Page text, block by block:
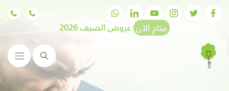
متاح الآن عروض الصيف 2026
البحث